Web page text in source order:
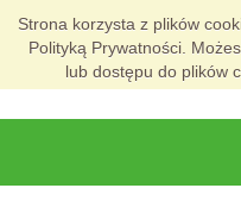
Strona korzysta z plików
Polityką Prywatności.
lub dostępu do plików